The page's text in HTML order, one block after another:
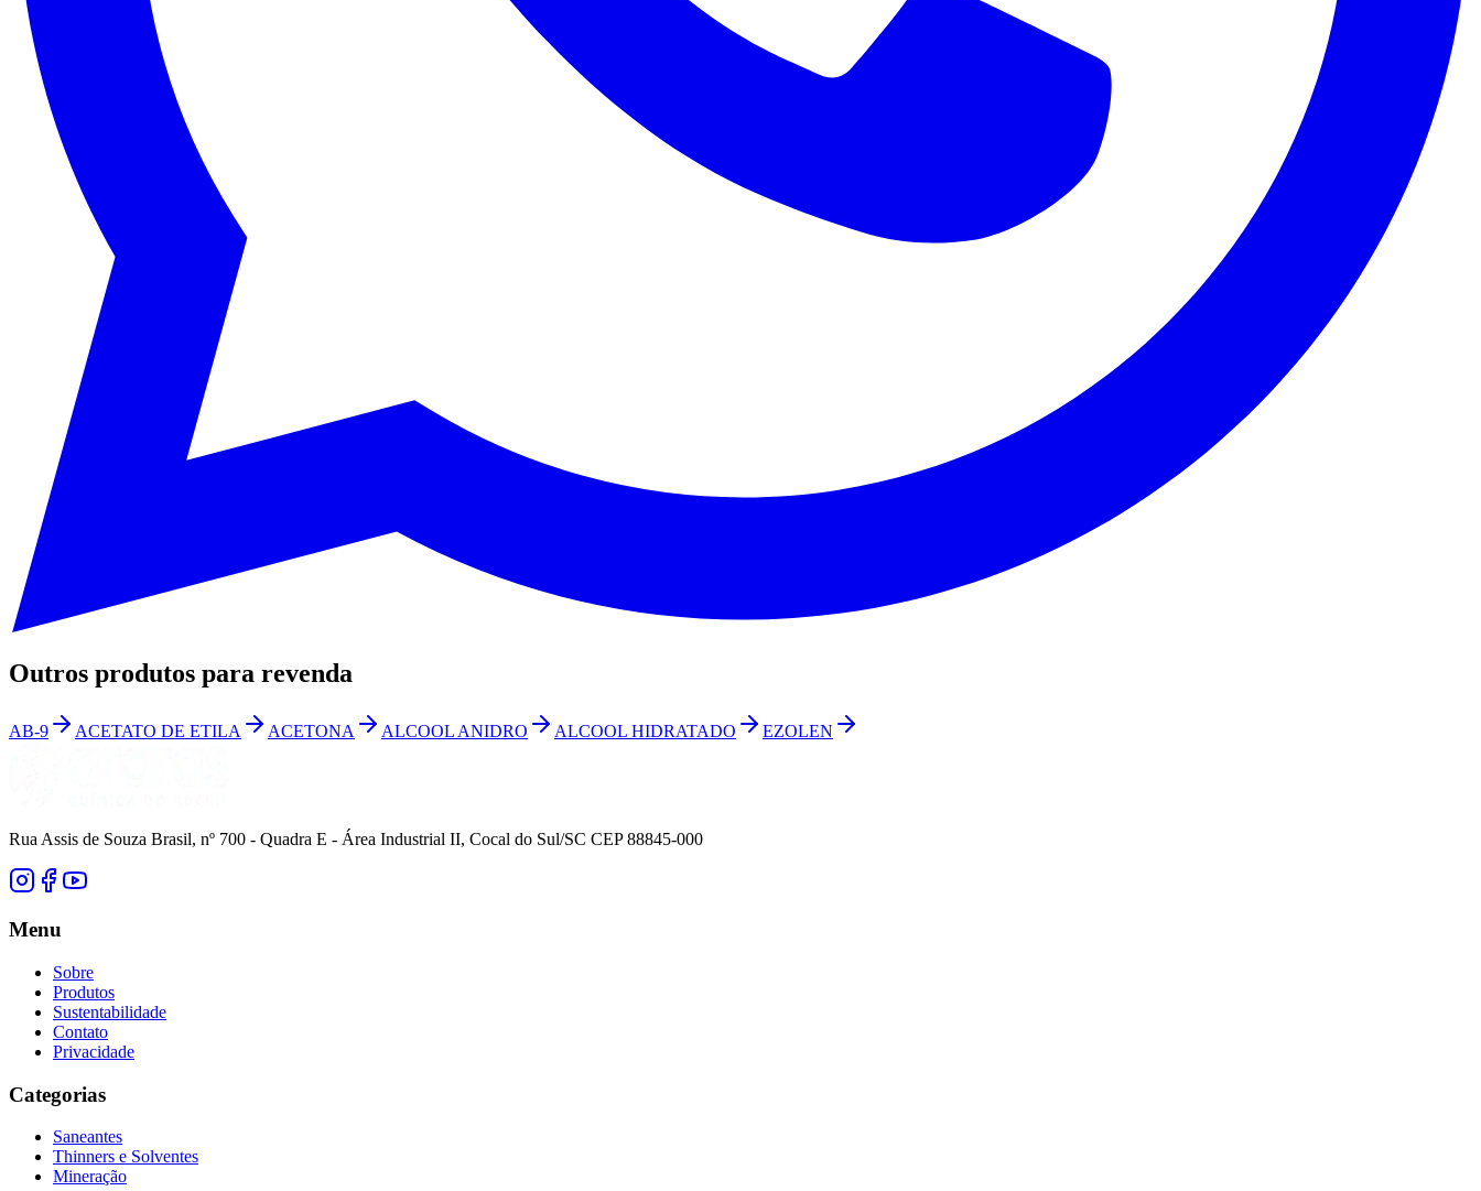
Outros produtos para revenda
AB-9 ACETATO DE ETILA ACETONA ALCOOL ANIDRO ALCOOL HIDRATADO EZOLEN
Rua Assis de Souza Brasil, nº 700 - Quadra E - Área Industrial II, Cocal do Sul/SC CEP 88845-000
Menu
Sobre
Produtos
Sustentabilidade
Contato
Privacidade
Categorias
Saneantes
Thinners e Solventes
Mineração